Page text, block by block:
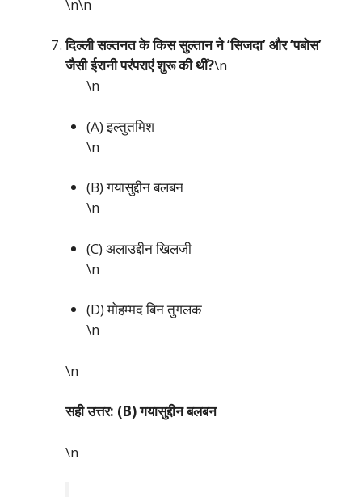
\n\n
दिल्ली सल्तनत के किस सुल्तान ने ‘सिजदा’ और ‘पबोस’
जैसी ईरानी परंपराएं शुरू की थीं?\n
\n
(A) इल्तुतमिश
\n
(B) गयासुद्दीन बलबन
\n
(C) अलाउद्दीन खिलजी
\n
(D) मोहम्मद बिन तुगलक
\n
\n
सही उत्तर: (B) गयासुद्दीन बलबन
\n